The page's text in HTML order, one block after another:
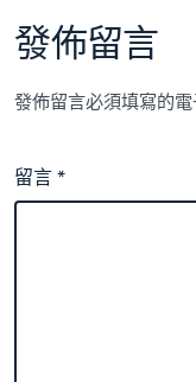
發佈留言
發佈留言必須填寫的
留言*